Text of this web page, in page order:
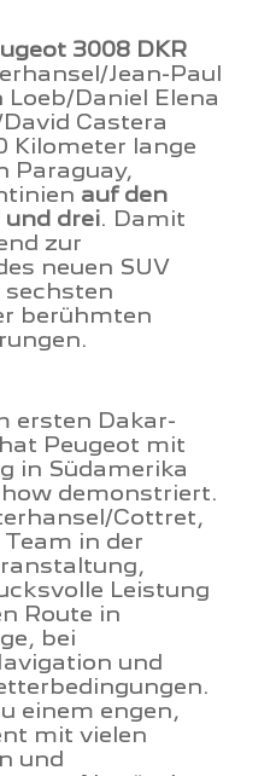
3008 DKR
Jean-Paul
Daniel Elena
Castera
Kilometer lange
Paraguay,
auf den
und drei. Damit
zur
neuen SUV
sechsten
berühmten
ersten Dakar-
Peugeot mit
in Südamerika
demonstriert.
Cottret,
in der
Leistung
Route in
bei
und
einem engen,
mit vielen
und